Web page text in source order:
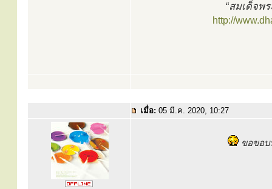
“สมเด็จพ
http://
เมื่อ: 05 มี.ค. 2020, 10:27
ขอขอบ